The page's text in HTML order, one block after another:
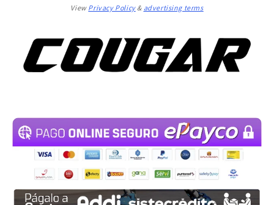
View Privacy Policy& advertising terms